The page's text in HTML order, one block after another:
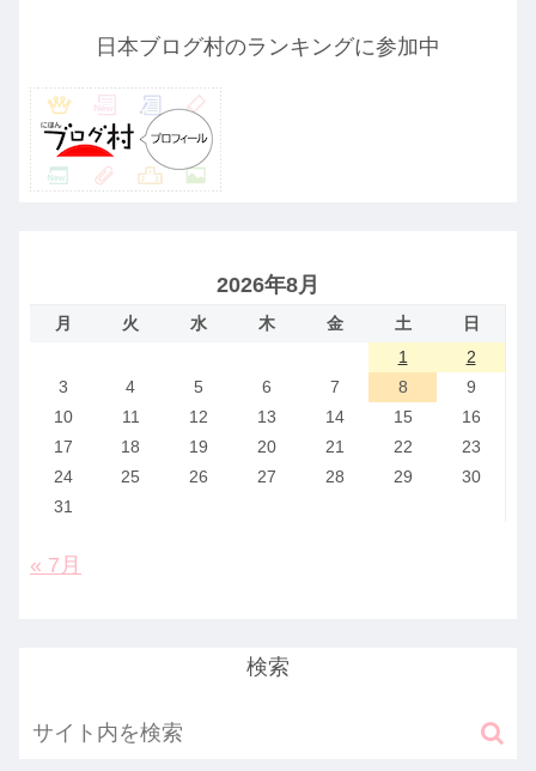
日本ブログ村のランキングに参加中
2026年8月
月 火 水 木 金 土
日
1
2
3
4 5 6 7 8
9
10
11 12 13 14 15
16
17
18 19 20 21 22
23
24
25 26 27 28 29
30
31
« 7月
検索